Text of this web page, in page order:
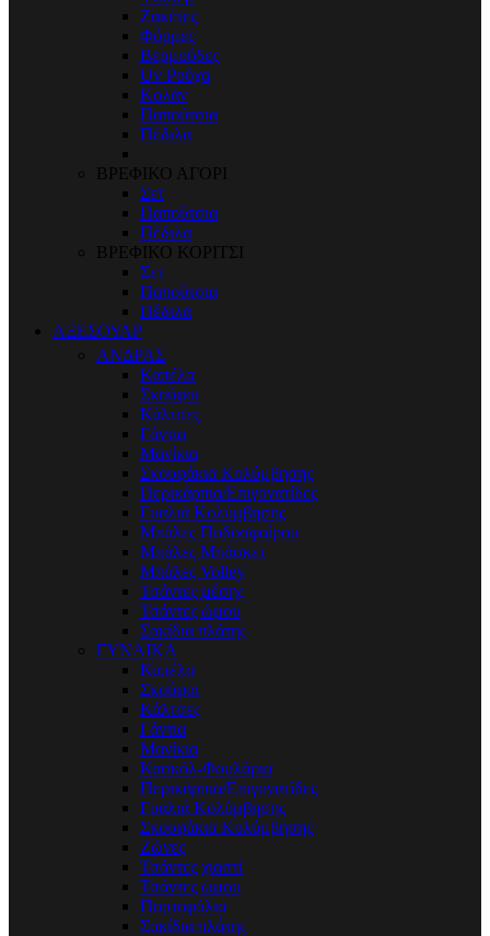
Ζακέτες
Φόρμες
Βερμούδες
Uv Ρούχα
Κολάν
Παπούτσια
Πέδιλα
ΒΡΕΦΙΚΟ ΑΓΟΡΙ
Σετ
Παπούτσια
Πέδιλα
ΒΡΕΦΙΚΟ ΚΟΡΙΤΣΙ
Σετ
Παπούτσια
Πέδιλα
ΑΞΕΣΟΥΑΡ
ΑΝΔΡΑΣ
Καπέλα
Σκούφοι
Κάλτσες
Γάντια
Μανίκια
Σκουφάκια Κολύμβησης
Περικάρπια/Επιγονατίδες
Γυαλιά Κολύμβησης
Μπάλες Ποδοσφαίρου
Μπάλες Μπάσκετ
Μπάλες Volley
Τσάντες μέσης
Τσάντες ώμου
Σακίδια πλάτης
ΓΥΝΑΙΚΑ
Καπέλα
Σκούφοι
Κάλτσες
Γάντια
Μανίκια
Κασκόλ-Φουλάρια
Περικάρπια/Επιγονατίδες
Γυαλιά Κολύμβησης
Σκουφάκια Κολύμβησης
Ζώνες
Τσάντες χιαστί
Τσάντες ώμου
Πορτοφόλια
Σακίδια πλάτης